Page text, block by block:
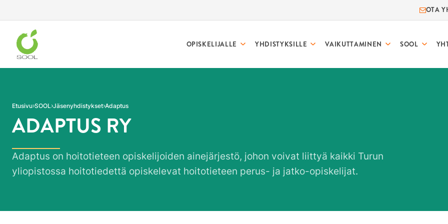
OTA
OPISKELIJALLE YHDISTYKSILLE VAIKUTTAMINEN SOOL
Etusivu SOOL Jäsenyhdistykset Adaptus
ADAPTUS RY
Adaptus on hoitotieteen opiskelijoiden ainejärjestö, johon voivat liittyä kaikki Turun
yliopistossa hoitotiedettä opiskelevat hoitotieteen perus- ja jatko-opiskelijat.